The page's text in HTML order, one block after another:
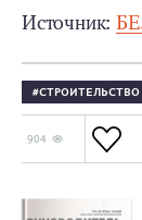
Источник:
904